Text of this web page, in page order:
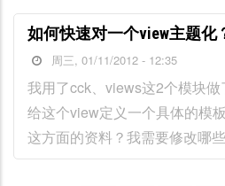
如何快速对一个view主题化
周三, 01/11/2012 - 12:35
我用了cck、views这2个模块
给这个view定义一个具体的模
这方面的资料？我需要修改哪